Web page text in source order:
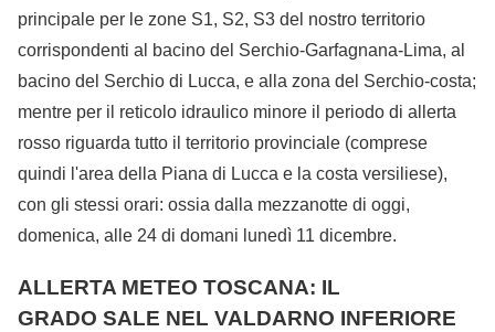
principale per le zone S1, S2, S3 del nostro territorio
corrispondenti al bacino del Serchio-Garfagnana-Lima, al
bacino del Serchio di Lucca, e alla zona del Serchio-costa;
mentre per il reticolo idraulico minore il periodo di allerta
rosso riguarda tutto il territorio provinciale (comprese
quindi l'area della Piana di Lucca e la costa versiliese),
con gli stessi orari: ossia dalla mezzanotte di oggi,
domenica, alle 24 di domani lunedì 11 dicembre.
ALLERTA METEO TOSCANA: IL
GRADO SALE NEL VALDARNO INFERIORE